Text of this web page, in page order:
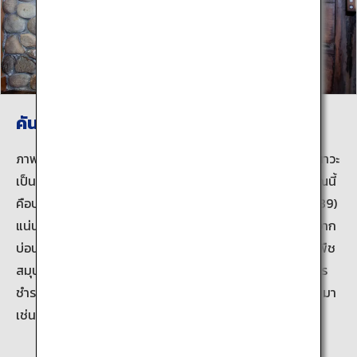
คันนาวะ ออนเซ็น
ภาพของไอน้ำที่ลอยสูงขึ้นไปยังท้องฟ้าจากถนนต่างๆ ในคันนาวะ
เป็นเอกลักษณ์ของเบปปุ “ห้องอบไอน้ำแห่งคันนาวะ” ในบริเวณนี้
คือบ่อน้ำพุร้อนที่ก่อสร้างโดยนักบวชอิปเปน โชนิน (1239-1289)
แน่นอนว่าคือคุณลักษณะที่เด่นที่สุดคือการอบไอน้ำที่ใช้ไอน้ำจาก
บ่อน้ำพุร้อนเพื่อผ่อนคลายร่างกาย เอนตัวลงบนว่านน้ำที่เป็นพืช
สมุนไพรประมาณ 10 นาที เพื่อให้ร่างกายขับเหงื่อออก เป็นการ
ชำระล้างร่างกายจากภายใน การอบไอน้ำเท้าก็ได้รับความนิยมมา
เช่นกัน